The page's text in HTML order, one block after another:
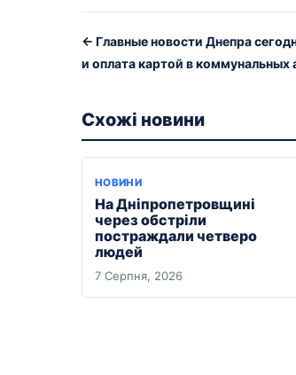
← Главные новости Днепра
и оплата картой в коммунальных
Схожі новини
НОВИНИ
На Дніпропетровщині
через обстріли
постраждали четверо
людей
7 Серпня, 2026